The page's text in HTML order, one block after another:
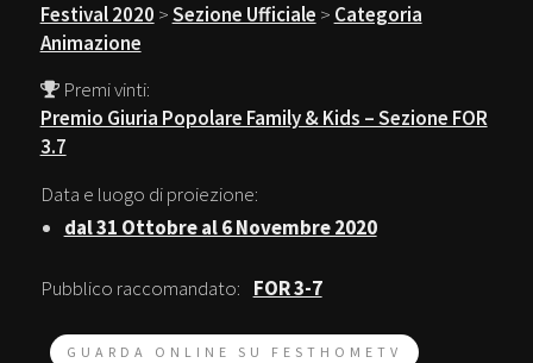
Festival 2020 >Sezione Ufficiale > Categoria
Animazione
Premi vinti:
Premio Giuria Popolare Family & Kids – Sezione FOR
3.7
Data e luogo di proiezione:
dal 31 Ottobre al 6 Novembre 2020
Pubblico raccomandato: FOR 3-7
GUARDA ONLINE SU FESTHOMETV